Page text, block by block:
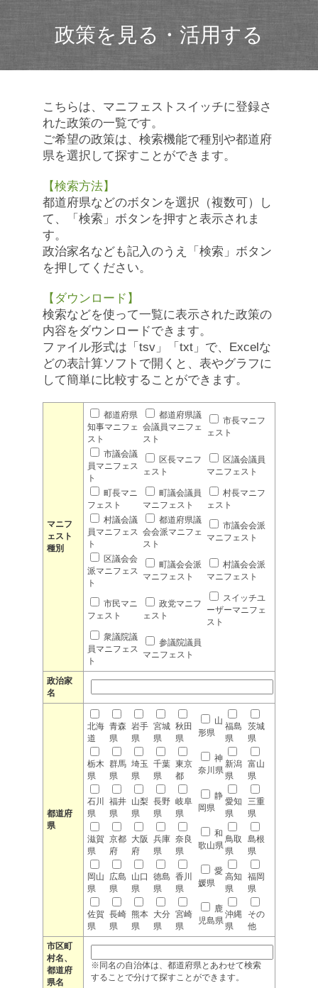
政策を見る・活用する
こちらは、マニフェストスイッチに登録さ
れた政策の一覧です。
ご希望の政策は、検索機能で種別や都道府
県を選択して探すことができます。
【検索方法】
都道府県などのボタンを選択（複数可）し
て、「検索」ボタンを押すと表示されま
す。
政治家名なども記入のうえ「検索」ボタン
を押してください。
【ダウンロード】
検索などを使って一覧に表示された政策の
内容をダウンロードできます。
ファイル形式は「tsv」「txt」で、Excelな
どの表計算ソフトで開くと、表やグラフに
して簡単に比較することができます。
マニフ
ェスト
種別
都道府県
知事マニフェ
スト
都道府県議
会議員マニフェ
スト
市長マニフ
ェスト
市議会議
員マニフェス
ト
区長マニフ
ェスト
区議会議員
マニフェスト
町長マニ
フェスト
町議会議員
マニフェスト
村長マニフ
ェスト
村議会議
員マニフェス
ト
都道府県議
会会派マニフェ
スト
市議会会派
マニフェスト
区議会会
派マニフェス
ト
町議会会派
マニフェスト
村議会会派
マニフェスト
市民マニ
フェスト
政党マニフ
ェスト
スイッチユ
ーザーマニフェ
スト
衆議院議
員マニフェス
ト
参議院議員
マニフェスト
政治家
名
都道府
県
北海
道
青森
県
岩手
県
宮城
県
秋田
県
山
形県
福島
県
茨城
県
栃木
県
群馬
県
埼玉
県
千葉
県
東京
都
神
奈川県
新潟
県
富山
県
石川
県
福井
県
山梨
県
長野
県
岐阜
県
静
岡県
愛知
県
三重
県
滋賀
県
京都
府
大阪
府
兵庫
県
奈良
県
和
歌山県
鳥取
県
島根
県
岡山
県
広島
県
山口
県
徳島
県
香川
県
愛
媛県
高知
県
福岡
県
佐賀
県
長崎
県
熊本
県
大分
県
宮崎
県
鹿
児島県
沖縄
県
その
他
市区町
村名、
都道府
県名
※同名の自治体は、都道府県とあわせて検索
することで分けて探すことができます。